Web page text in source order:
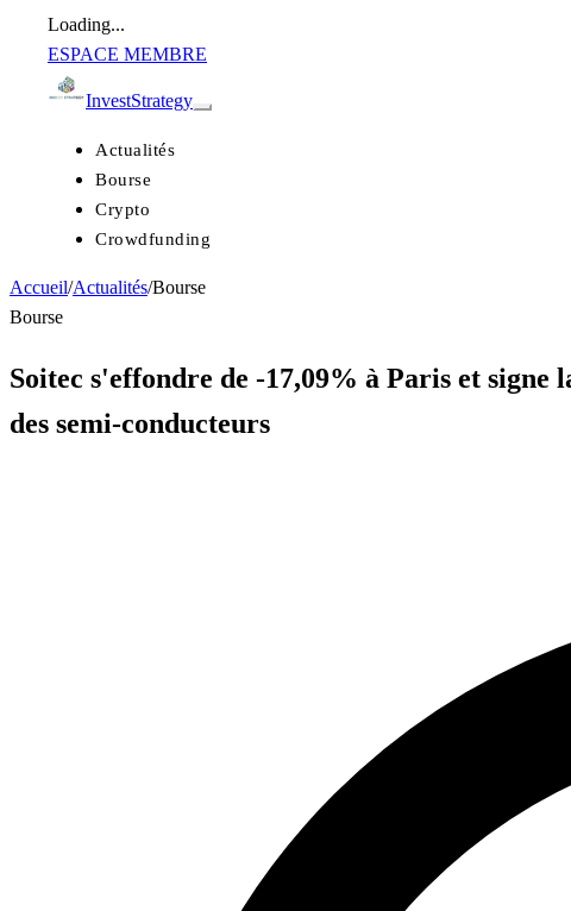
Loading...
ESPACE MEMBRE
InvestStrategy
Actualités
Bourse
Crypto
Crowdfunding
Accueil/Actualités/Bourse
Bourse
Soitec s'effondre de -17,09% à Paris et
des semi-conducteurs